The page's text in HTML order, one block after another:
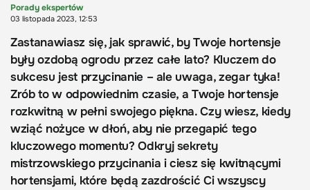
Porady ekspertów
03 listopada 2023, 12:53
Zastanawiasz się, jak sprawić, by Twoje hortensje
były ozdobą ogrodu przez całe lato? Kluczem do
sukcesu jest przycinanie – ale uwaga, zegar tyka!
Zrób to w odpowiednim czasie, a Twoje hortensje
rozkwitną w pełni swojego piękna. Czy wiesz, kiedy
wziąć nożyce w dłoń, aby nie przegapić tego
kluczowego momentu? Odkryj sekrety
mistrzowskiego przycinania i ciesz się kwitnącymi
hortensjami, które będą zazdrościć Ci wszyscy